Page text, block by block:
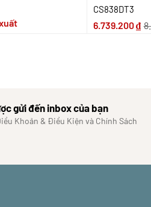
CS838DT3
6.739.200₫
gửi đến inbox của bạn
Khoản & Điều Kiện và Chính Sách